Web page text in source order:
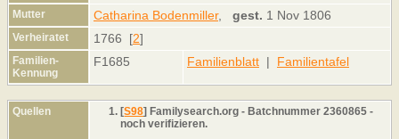
Mutter Catharina Bodenmiller, gest. 1 Nov 1806
Verheiratet 1766 [2]
Familien-
Kennung
F1685 Familienblatt | Familientafel
Quellen [S98] Familysearch.org - Batchnummer 2360865 -
noch verifizieren.